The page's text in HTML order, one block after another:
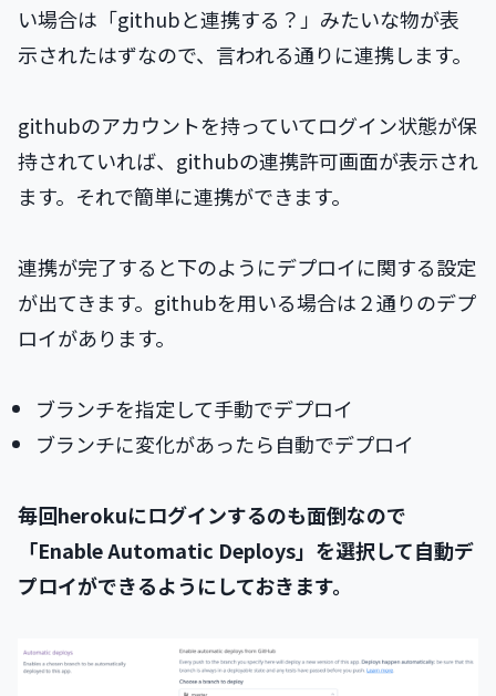
い場合は「githubと連携する？」みたいな物が表
示されたはずなので、言われる通りに連携します。
githubのアカウントを持っていてログイン状態が保
持されていれば、githubの連携許可画面が表示され
ます。それで簡単に連携ができます。
連携が完了すると下のようにデプロイに関する設定
が出てきます。githubを用いる場合は２通りのデプ
ロイがあります。
ブランチを指定して手動でデプロイ
ブランチに変化があったら自動でデプロイ
毎回herokuにログインするのも面倒なので
「Enable Automatic Deploys」を選択して自動デ
プロイができるようにしておきます。